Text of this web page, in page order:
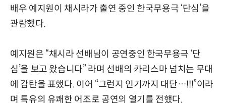
배우 예지원이 채시라가 출연 중인 한국무용극 ‘단심’을
관람했다.
예지원은 “채시라 선배님이 공연중인 한국무용극 ‘단
심’을 보고 왔습니다” 라며 선배의 카리스마 넘치는 무대
에 감탄을 표했다. 이어 “그런지 인기까지 대단…!!!”이라
며 특유의 유쾌한 어조로 공연의 열기를 전했다.